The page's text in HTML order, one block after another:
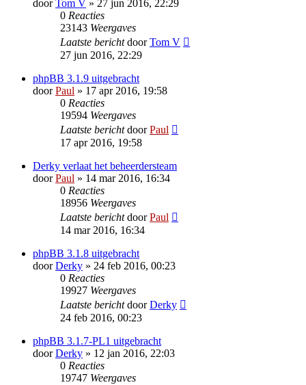
doorTom V » 27 jun 2016, 22:29
0 Reacties
23143 Weergaves
Laatste berichtdoorTom V
27 jun 2016, 22:29
phpBB 3.1.9 uitgebracht
doorPaul » 17 apr 2016, 19:58
0 Reacties
19594 Weergaves
Laatste berichtdoorPaul
17 apr 2016, 19:58
Derky verlaat het beheerdersteam
doorPaul » 14 mar 2016, 16:34
0 Reacties
18956 Weergaves
Laatste berichtdoorPaul
14 mar 2016, 16:34
phpBB 3.1.8 uitgebracht
doorDerky » 24 feb 2016, 00:23
0 Reacties
19927 Weergaves
Laatste berichtdoorDerky
24 feb 2016, 00:23
phpBB 3.1.7-PL1 uitgebracht
doorDerky » 12 jan 2016, 22:03
0 Reacties
19747 Weergaves